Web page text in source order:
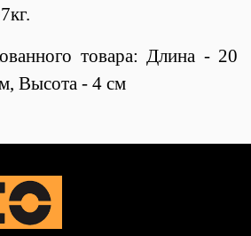
товара: Длина - 20
Высота - 4 см